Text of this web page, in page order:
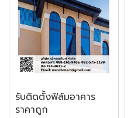
รับติดตั้งฟิล์มอาคาร
ราคาถูก